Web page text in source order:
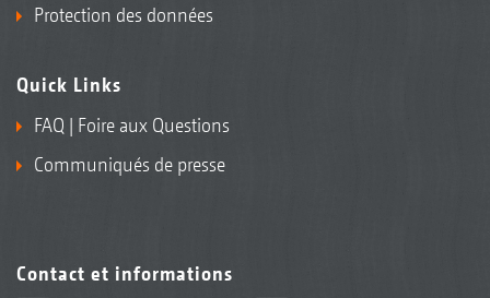
Protection des données
Quick Links
FAQ | Foire aux Questions
Communiqués de presse
Contact et informations